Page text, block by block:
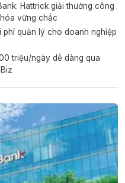
Hattrick giải thưởng công
vững chắc
phí quản lý cho doanh nghiệp
triệu/ngày dễ dàng qua